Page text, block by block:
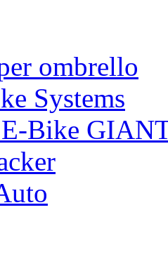
ombrello
Systems
Bike